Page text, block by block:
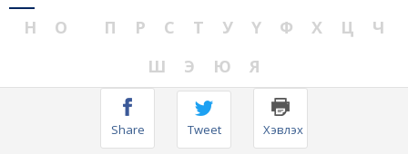
Н
О П Р С Т У Ү Ф Х Ц
Ч
Ш
Э Ю Я
Share Tweet Хэвлэх